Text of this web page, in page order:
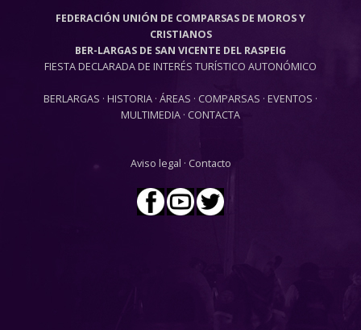
FEDERACIÓN UNIÓN DE COMPARSAS DE MOROS Y
CRISTIANOS
BER-LARGAS DE SAN VICENTE DEL RASPEIG
FIESTA DECLARADA DE INTERÉS TURÍSTICO AUTONÓMICO
BERLARGAS · HISTORIA · ÁREAS · COMPARSAS · EVENTOS ·
MULTIMEDIA · CONTACTA
Aviso legal · Contacto